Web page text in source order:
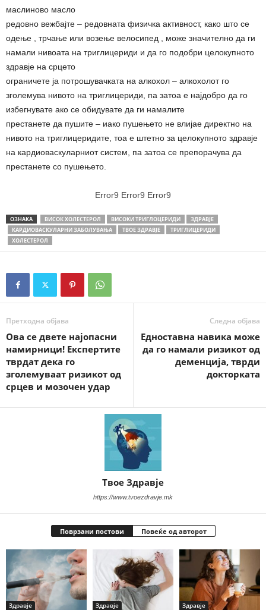
маслиново масло
редовно вежбајте – редовната физичка активност, како што се
одење , трчање или возење велосипед , може значително да ги
намали нивоата на триглицериди и да го подобри целокупното
здравје на срцето
ограничете ја потрошувачката на алкохол – алкохолот го
зголемува нивото на триглицериди, па затоа е најдобро да го
избегнувате ако се обидувате да ги намалите
престанете да пушите – иако пушењето не влијае директно на
нивото на триглицеридите, тоа е штетно за целокупното здравје
на кардиоваскуларниот систем, па затоа се препорачува да
престанете со пушењето.
Error9 Error9 Error9
ОЗНАКА ВИСОК ХОЛЕСТЕРОЛ ВИСОКИ ТРИГЛОЦЕРИДИ
ЗДРАВЈЕ
КАРДИОВАСКУЛАРНИ ЗАБОЛУВАЊА
ТВОЕ ЗДРАВЈЕ
ТРИГЛИЦЕРИДИ
ХОЛЕСТЕРОЛ
Претходна објава
Ова се двете најопасни
намирници! Експертите
тврдат дека го
зголемуваат ризикот од
срцев и мозочен удар
Следна објава
Едноставна навика може
да го намали ризикот од
деменција, тврди
докторката
Твое Здравје
https://www.tvoezdravje.mk
Поврзани постови Повеќе од авторот
Здравје Здравје Здравје